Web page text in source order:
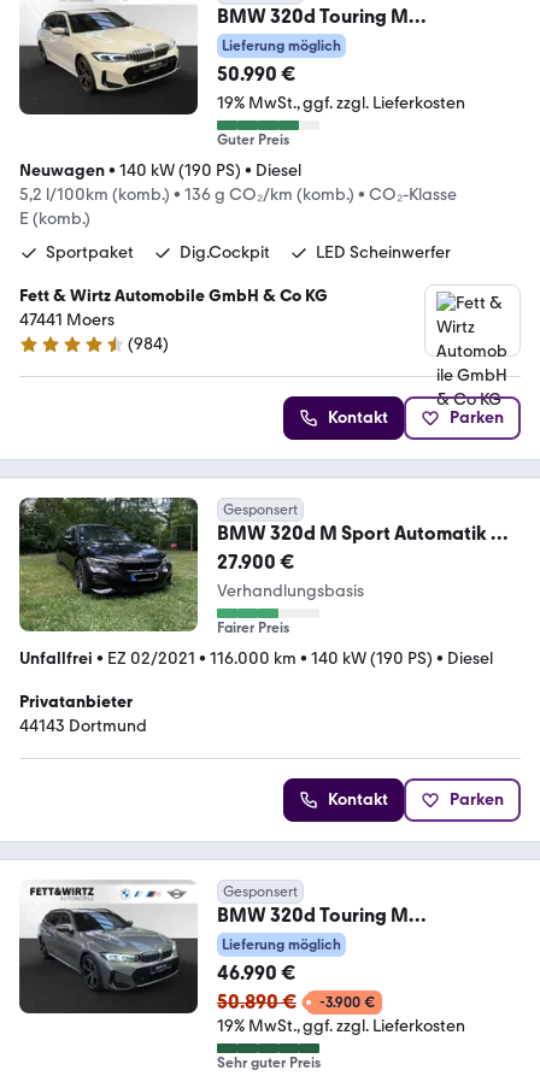
BMW 320d Touring M
Sport|AHK|Stop&Go|HiFi
Lieferung möglich
50.990 €
19% MwSt. ggf. zzgl. Lieferkosten
Guter Preis
Neuwagen• 140 kW (190 PS) • Diesel
5,2 l/100km (komb.) • 136 g CO₂/km (komb.) • CO₂-Klasse
E (komb.)
Sportpaket
Dig.Cockpit LED Scheinwerfer
Fett & Wirtz Automobile GmbH & Co KG
47441 Moers
4.4 Sterne
(984)
Kontakt Parken
Gesponsert
BMW 320d M Sport Automatik M
Sport
27.900 €
Verhandlungsbasis
Fairer Preis
Unfallfrei • EZ 02/2021 • 116.000 km • 140 kW (190 PS) • Diesel
Privatanbieter
44143 Dortmund
Kontakt Parken
Gesponsert
BMW 320d Touring M
Sport|AHK|Stop&Go|HiFi
Lieferung möglich
46.990 €
50.890 €
-3.900 €
19% MwSt. ggf. zzgl. Lieferkosten
Sehr guter Preis